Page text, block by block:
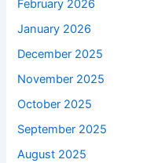
February 2026
January 2026
December 2025
November 2025
October 2025
September 2025
August 2025